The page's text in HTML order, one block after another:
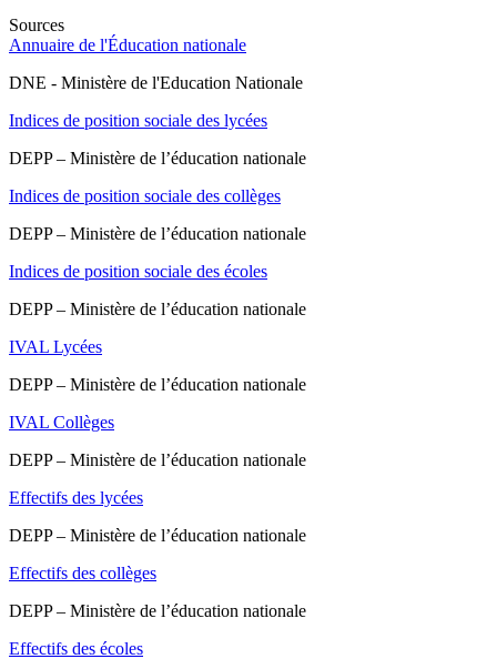
Sources
Annuaire de l'Éducation nationale
DNE - Ministère de l'Education Nationale
Indices de position sociale des lycées
DEPP – Ministère de l’éducation nationale
Indices de position sociale des collèges
DEPP – Ministère de l’éducation nationale
Indices de position sociale des écoles
DEPP – Ministère de l’éducation nationale
IVAL Lycées
DEPP – Ministère de l’éducation nationale
IVAL Collèges
DEPP – Ministère de l’éducation nationale
Effectifs des lycées
DEPP – Ministère de l’éducation nationale
Effectifs des collèges
DEPP – Ministère de l’éducation nationale
Effectifs des écoles